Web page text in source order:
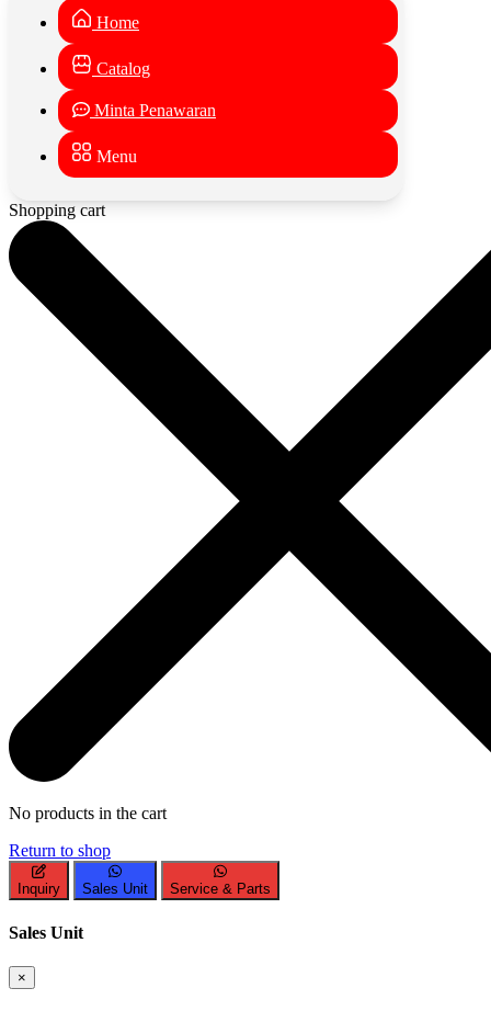
Home
Catalog
Minta Penawaran
Menu
Shopping cart
No products in the cart
Return to shop
Inquiry Sales Unit Service & Parts
Sales Unit
×